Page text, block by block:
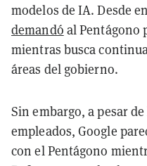
modelos de IA. Desde
demandó al Pentágono
mientras busca
áreas del gobierno.
Sin embargo, a pesar
empleados, Google
con el Pentágono